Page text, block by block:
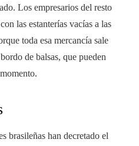
Los empresarios del resto
las estanterías vacías a las
toda esa mercancía sale
de balsas, que pueden
brasileñas han decretado el